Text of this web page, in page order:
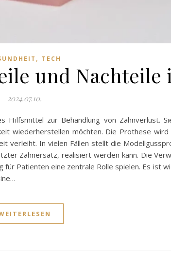
, TECH
und Nachteile
2024.07.10.
zur Behandlung von Zahnverlust.
wiederherstellen möchten. Die Prothese
verleiht. In vielen Fällen stellt die
Zahnersatz, realisiert werden kann. Die
Patienten eine zentrale Rolle spielen. Es ist